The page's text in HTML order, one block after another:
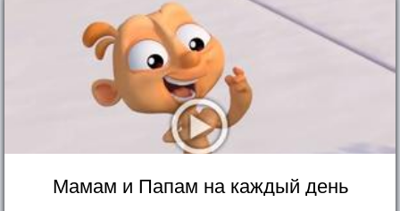
Мамам и Папам на каждый день